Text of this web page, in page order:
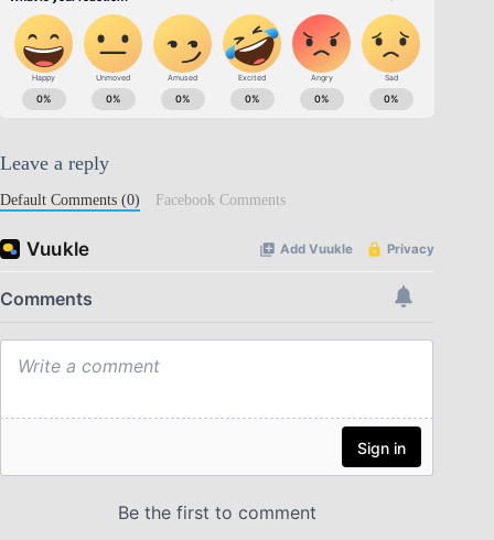
Leave a reply
Default Comments (0) Facebook Comments